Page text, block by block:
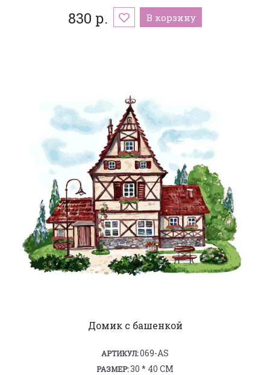
830 р. В корзину
Домик с башенкой
АРТИКУЛ:069-AS
РАЗМЕР:30 * 40 СМ